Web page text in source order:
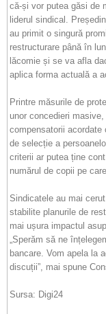
că-și vor putea găsi de
liderul sindical.
au primit o singură
restructurare până în
lăcomie și se va afla
aplica forma actuală a
Printre măsurile de
unor concedieri
compensatorii
de selecție a
criterii ar putea ține
numărul de copii pe
Sindicatele au mai
stabilite planurile de
mai ușura impactul
„Sperăm să ne
bancare. Vom apela la
discuții”, mai spune
Sursa: Digi24